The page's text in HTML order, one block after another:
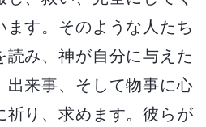
ます。そのような人たち
読み、神が自分に与えた
出来事、そして物事に心
祈り、求めます。彼らが